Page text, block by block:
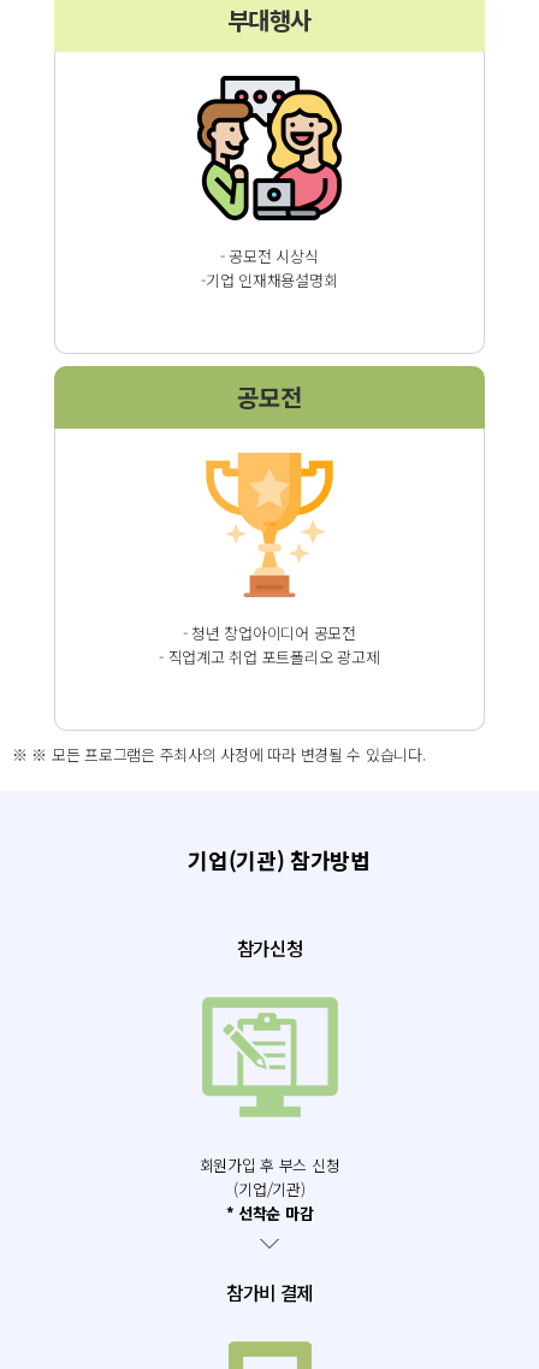
부대행사
- 공모전 시상식
-기업 인재채용설명회
공모전
- 청년 창업아이디어 공모전
- 직업계고 취업 포트폴리오 광고제
※ ※ 모든 프로그램은 주최사의 사정에 따라 변경될 수 있습니다.
기업(기관) 참가방법
참가신청
회원가입 후 부스 신청
(기업/기관)
* 선착순 마감
참가비 결제